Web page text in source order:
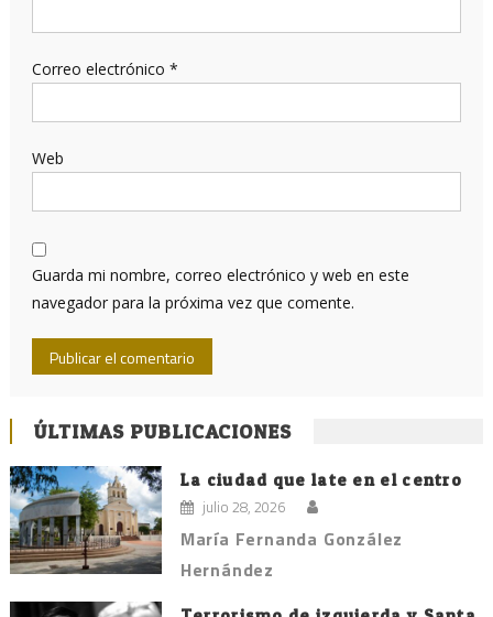
Correo electrónico *
Web
Guarda mi nombre, correo electrónico y web en este
navegador para la próxima vez que comente.
ÚLTIMAS PUBLICACIONES
La ciudad que late en el centro
julio 28, 2026
María Fernanda González
Hernández